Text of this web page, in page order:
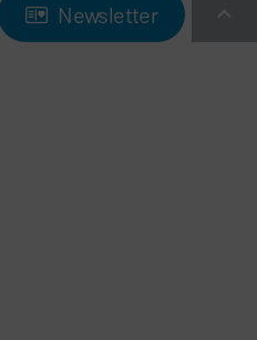
Newsletter